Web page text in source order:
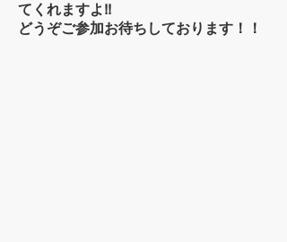
てくれますよ!!
どうぞご参加お待ちしております！！